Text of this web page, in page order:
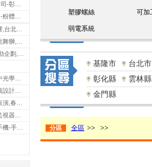
洪文信企業股份有限公司-彰化鋅合金鑄造,彰化五金加工,彰化五金配件
萬環機械股份有限公司-粉體塗裝設備,輸送機,輸送機設備,台南輸送機
尚益燈光音響-燈光音響,台北燈光音響,台北燈光音響出租
同仁堂國術獅藝館-舞龍舞獅,台中舞龍舞獅
奇蹟娛樂樂團–樂團活動企劃,台中樂團表演,台中婚禮樂團
微展光電有限公司-台中光學鍍膜,optical filter taiwan,台灣光學鍍膜
佳岳景觀有限公司-景觀設計公司,台北景觀設計,台北景觀工程,中山區景觀設計
天創娛樂工作室-尾牙表演,春酒表演,板橋尾牙表演
昌全監視器有限公司-監視器安裝,高雄監視器安裝,鳳山區監視器安裝
李克手機-給您便宜好手機-手機收購,屏東手機收購
塑膠螺絲 可加
弱電系統
基隆市
台北市
彰化縣
雲林縣
金門縣
分區 全區 >> >>